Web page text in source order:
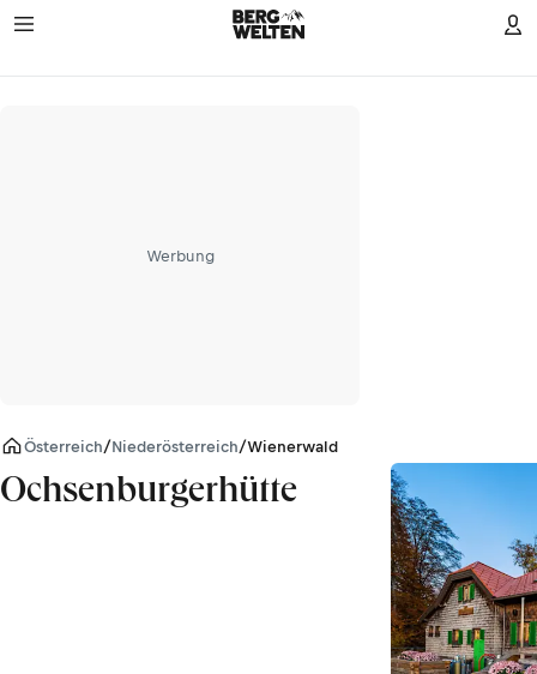
Werbung
Österreich/Niederösterreich/Wienerwald
Ochsenburgerhütte